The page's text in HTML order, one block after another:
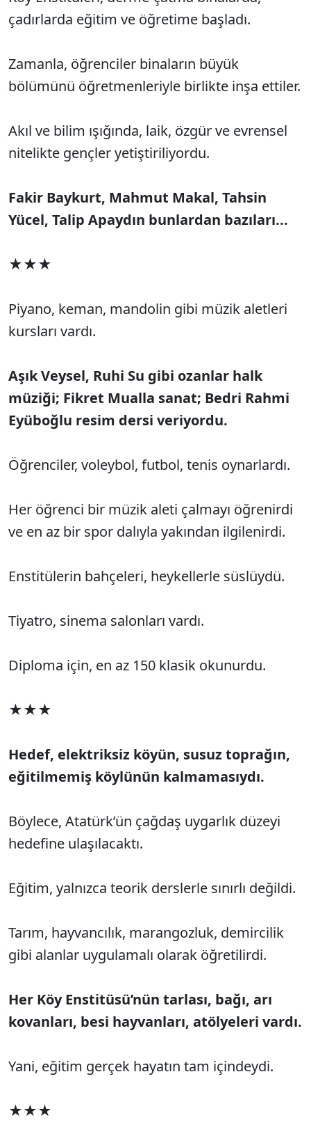
çadırlarda eğitim ve öğretime başladı.
Zamanla, öğrenciler binaların büyük
bölümünü öğretmenleriyle birlikte inşa ettiler.
Akıl ve bilim ışığında, laik, özgür ve evrensel
nitelikte gençler yetiştiriliyordu.
Fakir Baykurt, Mahmut Makal, Tahsin
Yücel, Talip Apaydın bunlardan bazıları...
★★★
Piyano, keman, mandolin gibi müzik aletleri
kursları vardı.
Aşık Veysel, Ruhi Su gibi ozanlar halk
müziği; Fikret Mualla sanat; Bedri Rahmi
Eyüboğlu resim dersi veriyordu.
Öğrenciler, voleybol, futbol, tenis oynarlardı.
Her öğrenci bir müzik aleti çalmayı öğrenirdi
ve en az bir spor dalıyla yakından ilgilenirdi.
Enstitülerin bahçeleri, heykellerle süslüydü.
Tiyatro, sinema salonları vardı.
Diploma için, en az 150 klasik okunurdu.
★★★
Hedef, elektriksiz köyün, susuz toprağın,
eğitilmemiş köylünün kalmamasıydı.
Böylece, Atatürk’ün çağdaş uygarlık düzeyi
hedefine ulaşılacaktı.
Eğitim, yalnızca teorik derslerle sınırlı değildi.
Tarım, hayvancılık, marangozluk, demircilik
gibi alanlar uygulamalı olarak öğretilirdi.
Her Köy Enstitüsü’nün tarlası, bağı, arı
kovanları, besi hayvanları, atölyeleri vardı.
Yani, eğitim gerçek hayatın tam içindeydi.
★★★